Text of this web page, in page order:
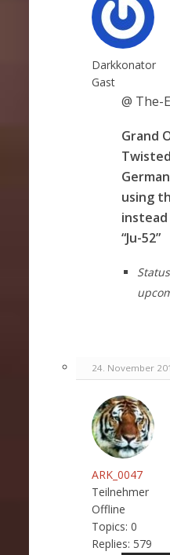
Darkkonator
Gast
@ The-
Grand
using
“Ju-52”
24. November
ARK_0047
Teilnehmer
Offline
Topics: 0
Replies: 579